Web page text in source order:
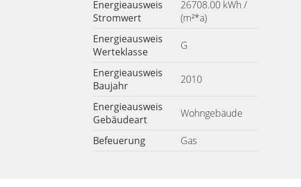
Energieausweis
Stromwert
26708.00 kWh /
(m²*a)
Energieausweis
Werteklasse
G
Energieausweis
Baujahr
2010
Energieausweis
Gebäudeart
Wohngebäude
Befeuerung Gas